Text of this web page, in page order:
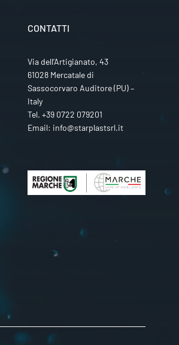
CONTATTI
Via dell’Artigianato, 43
61028 Mercatale di
Sassocorvaro Auditore (PU) –
Italy
Tel. +39 0722 079201
Email: info@starplastsrl.it